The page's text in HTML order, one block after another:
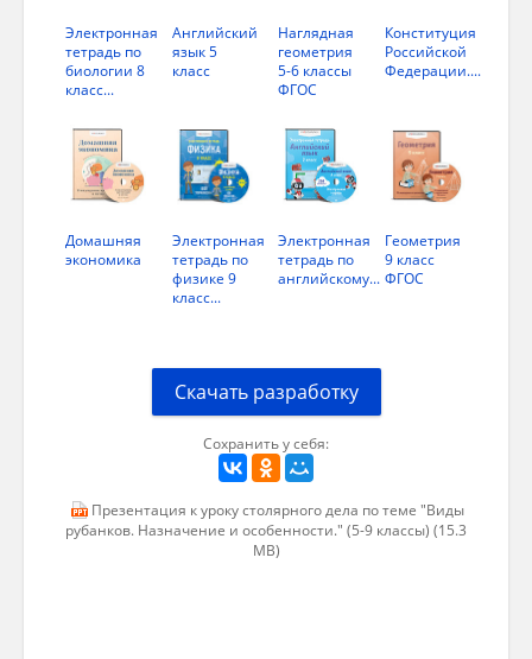
леток
клин
носок
подошва
Электронная
тетрадь по
биологии 8
класс...
Английский
язык 5
класс
Наглядная
геометрия
5-6 классы
ФГОС
Конституция
Российской
Федерации....
Домашняя
экономика
Электронная
тетрадь по
физике 9
класс...
Электронная
тетрадь по
английскому...
Геометрия
9 класс
ФГОС
Скачать разработку
Сохранить у себя:
Презентация к уроку столярного дела по теме "Виды
рубанков. Назначение и особенности." (5-9 классы) (15.3
MB)